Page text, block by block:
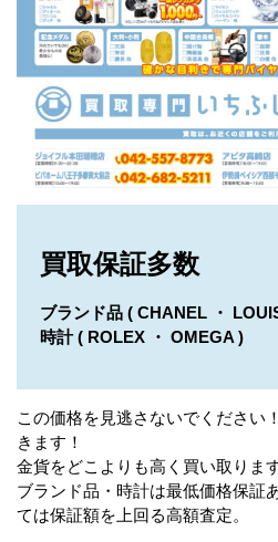
買取保証多数
ブランド品 ( CHANEL ・
時計 ( ROLEX ・ OMEGA )
この価格を見逃さないでください
きます！
金貨をどこよりも高く買い取ります
ブランド品・時計は最低価格保証
ては保証額を上回る高額査定。